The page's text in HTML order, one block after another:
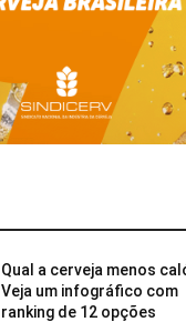
Qual a cerveja menos
Veja um infográfico com
ranking de 12 opções